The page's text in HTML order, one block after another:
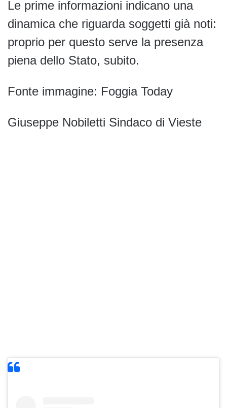
Le prime informazioni indicano una
dinamica che riguarda soggetti già noti:
proprio per questo serve la presenza
piena dello Stato, subito.
Fonte immagine: Foggia Today
Giuseppe Nobiletti Sindaco di Vieste